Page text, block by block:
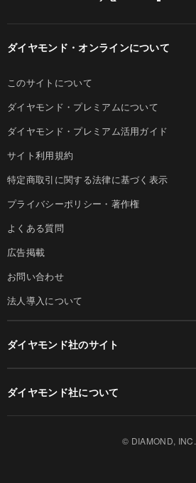
ダイヤモンド・オンラインについて
このサイトについて
ダイヤモンド・プレミアムについて
ダイヤモンド・プレミアム活用ガイド
サイト利用規約
特定商取引に関する法律に基づく表示
プライバシーポリシー・著作権
よくある質問
広告掲載
お問い合わせ
法人導入について
ダイヤモンド社のサイト
ダイヤモンド社について
© DIAMOND, INC.